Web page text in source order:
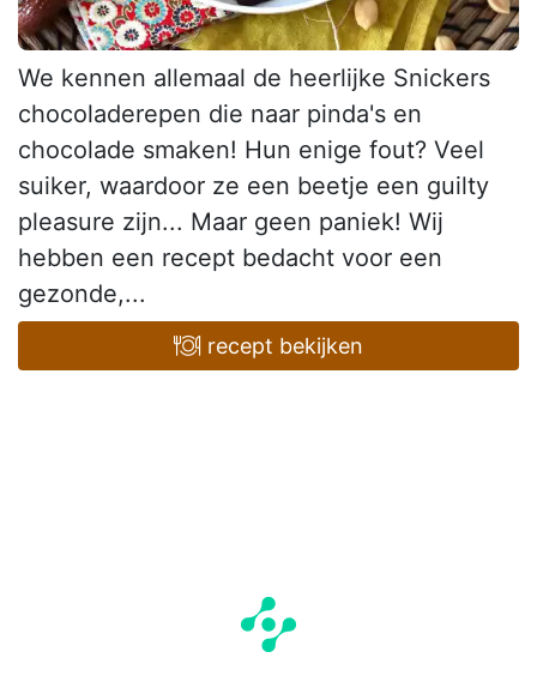
We kennen allemaal de heerlijke Snickers
chocoladerepen die naar pinda's en
chocolade smaken! Hun enige fout? Veel
suiker, waardoor ze een beetje een guilty
pleasure zijn... Maar geen paniek! Wij
hebben een recept bedacht voor een
gezonde,...
recept bekijken